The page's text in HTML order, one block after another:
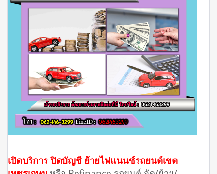
เปิดบริการ ปิดบัญชี ย้ายไฟแนนซ์รถยนต์เขต